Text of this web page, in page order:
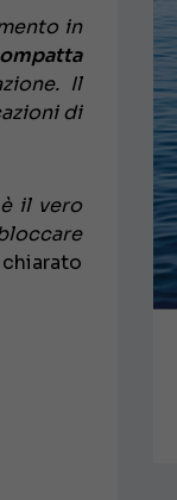
in
Il
di
il vero